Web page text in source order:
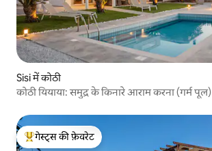
Sisi में कोठी
कोठी यियाया: समुद्र के किनारे आराम करना (गर्म पूल)
गेस्ट्स का टॉप फ़ेवरेट
गेस्ट्स की फ़ेवरेट